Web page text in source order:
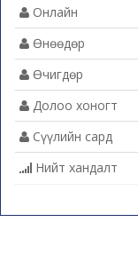
Онлайн
Өнөөдөр
Өчигдөр
Долоо хоногт
Сүүлийн сард
Нийт хандалт